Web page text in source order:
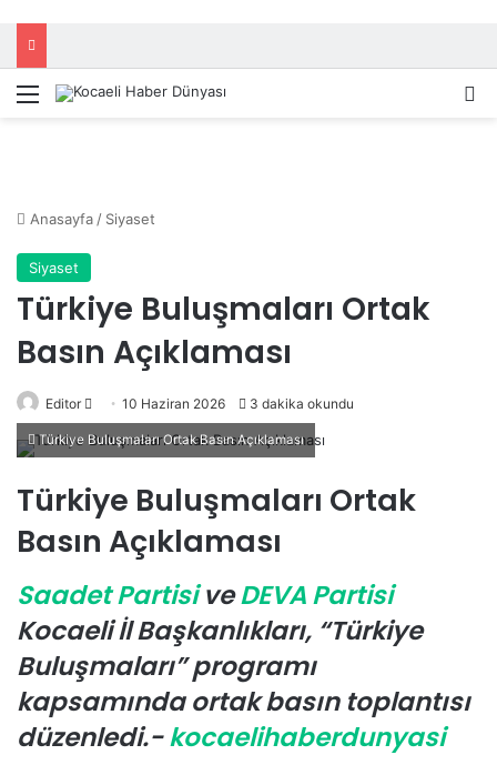
Menü
Anasayfa / Siyaset
Siyaset
Türkiye Buluşmaları Ortak
Basın Açıklaması
Editor
i
r
-
p
s
a
g
ö
d
10 Haziran 2026 3 dakika okundu
Türkiye Buluşmaları Ortak Basın Açıklaması
Türkiye Buluşmaları Ortak
Basın Açıklaması
Saadet PartisiveDEVA Partisi
Kocaeli İl Başkanlıkları, “Türkiye
Buluşmaları” programı
kapsamında ortak basın toplantısı
düzenledi.-kocaelihaberdunyasi